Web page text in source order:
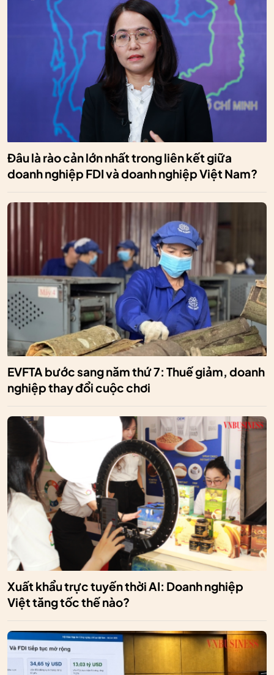
Đâu là rào cản lớn nhất trong liên kết giữa
doanh nghiệp FDI và doanh nghiệp Việt Nam?
EVFTA bước sang năm thứ 7: Thuế giảm, doanh
nghiệp thay đổi cuộc chơi
Xuất khẩu trực tuyến thời AI: Doanh nghiệp
Việt tăng tốc thế nào?